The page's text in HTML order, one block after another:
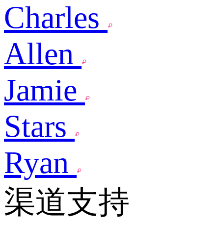
Charles
Allen
Jamie
Stars
Ryan
渠道支持